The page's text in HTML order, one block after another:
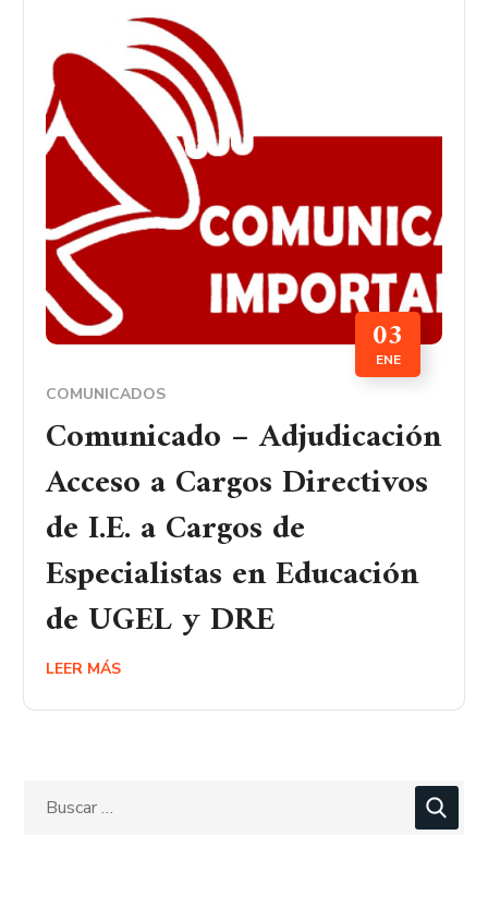
03
ENE
COMUNICADOS
Comunicado – Adjudicación
Acceso a Cargos Directivos
de I.E. a Cargos de
Especialistas en Educación
de UGEL y DRE
LEER MÁS